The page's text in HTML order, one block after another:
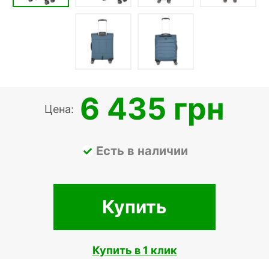
Цена: 6 435 грн
Есть в наличии
Купить
Купить в 1 клик